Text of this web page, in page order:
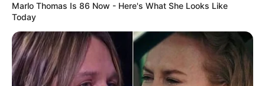
Marlo Thomas Is 86 Now - Here's What She Looks Like
Today